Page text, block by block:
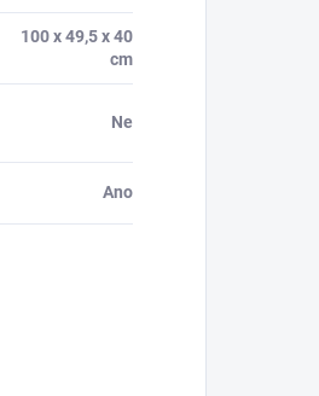
100 x 49,5 x 40
cm
Ne
Ano